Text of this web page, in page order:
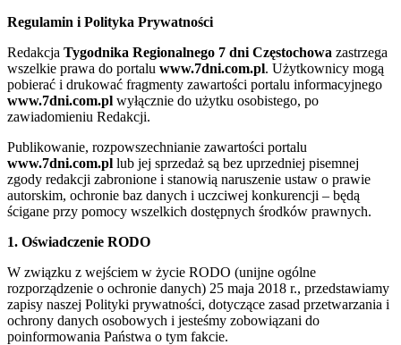
Regulamin i Polityka Prywatności
Redakcja Tygodnika Regionalnego 7 dni Częstochowa zastrzega
wszelkie prawa do portalu www.7dni.com.pl. Użytkownicy mogą
pobierać i drukować fragmenty zawartości portalu informacyjnego
www.7dni.com.pl wyłącznie do użytku osobistego, po
zawiadomieniu Redakcji.
Publikowanie, rozpowszechnianie zawartości portalu
www.7dni.com.pl lub jej sprzedaż są bez uprzedniej pisemnej
zgody redakcji zabronione i stanowią naruszenie ustaw o prawie
autorskim, ochronie baz danych i uczciwej konkurencji – będą
ścigane przy pomocy wszelkich dostępnych środków prawnych.
1. Oświadczenie RODO
W związku z wejściem w życie RODO (unijne ogólne
rozporządzenie o ochronie danych) 25 maja 2018 r., przedstawiamy
zapisy naszej Polityki prywatności, dotyczące zasad przetwarzania i
ochrony danych osobowych i jesteśmy zobowiązani do
poinformowania Państwa o tym fakcie.